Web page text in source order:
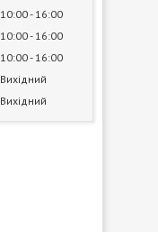
10:00 16:00
10:00 16:00
10:00 16:00
Вихідний
Вихідний